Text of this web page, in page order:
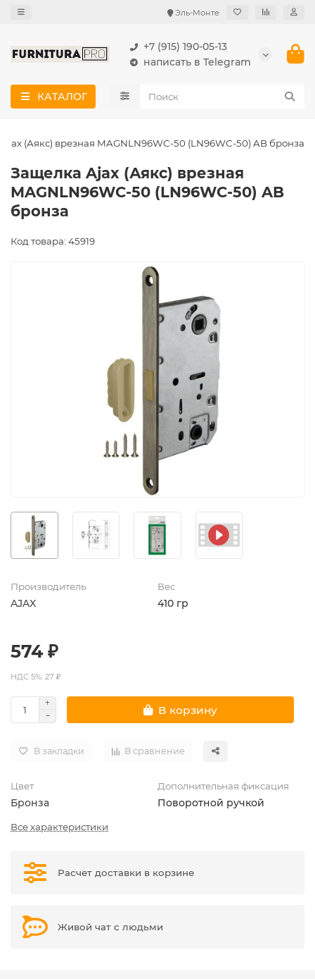
Эль-Монте
+7 (915) 190-05-13
написать в Telegram
КАТАЛОГ
(Аякс) врезная MAGNLN96WC-50 (LN96WC-50) AB бронза
Защелка Ajax (Аякс) врезная
MAGNLN96WC-50 (LN96WC-50) AB
бронза
Код товара: 45919
Производитель
AJAX
Вес
410 гр
574 ₽
НДС 5%: 27 ₽
В корзину
В закладки В сравнение
Цвет
Бронза
Дополнительная фиксация
Поворотной ручкой
Все характеристики
Расчет доставки в корзине
Живой чат с людьми